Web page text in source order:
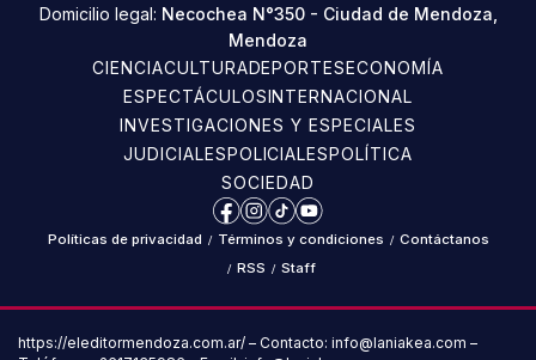
Domicilio legal: Necochea N°350 - Ciudad de Mendoza,
Mendoza
CIENCIACULTURADEPORTESECONOMÍA
ESPECTÁCULOSINTERNACIONAL
INVESTIGACIONES Y ESPECIALES
JUDICIALESPOLICIALESPOLÍTICA
SOCIEDAD
Facebook
Instagram
TikTokYouTube
Políticas de privacidad / Términos y condiciones / Contáctanos
/ RSS / Staff
https://eleditormendoza.com.ar/ – Contacto: info@laniakea.com –